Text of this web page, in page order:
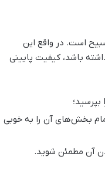
همچنین تسبیح است. در واقع این
باشد، کیفیت پایینی
بخش‌های آن را به خوبی
آن مطمئن شوید.